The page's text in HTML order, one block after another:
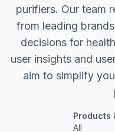
purifiers. Our team
from leading
decisions for
user insights and
aim to simplify
Products
All